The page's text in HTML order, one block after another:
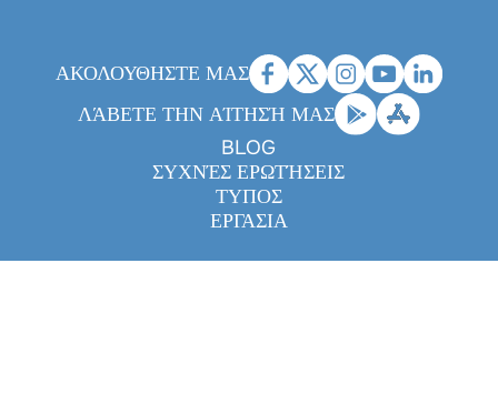
ΑΚΟΛΟΥΘΗΣΤΕ ΜΑΣ
ΛΆΒΕΤΕ ΤΗΝ ΑΊΤΗΣΉ ΜΑΣ
BLOG
ΣΥΧΝΈΣ ΕΡΩΤΉΣΕΙΣ
ΤΎΠΟΣ
ΕΡΓΑΣΊΑ